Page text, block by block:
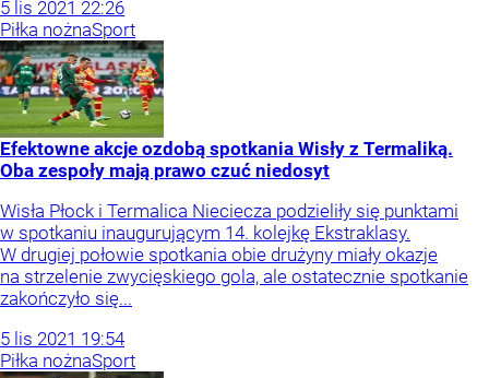
5 lis 2021 22:26
Piłka nożnaSport
Efektowne akcje ozdobą spotkania Wisły z Termaliką.
Oba zespoły mają prawo czuć niedosyt
Wisła Płock i Termalica Nieciecza podzieliły się punktami
w spotkaniu inaugurującym 14. kolejkę Ekstraklasy.
W drugiej połowie spotkania obie drużyny miały okazje
na strzelenie zwycięskiego gola, ale ostatecznie spotkanie
zakończyło się...
5 lis 2021 19:54
Piłka nożnaSport